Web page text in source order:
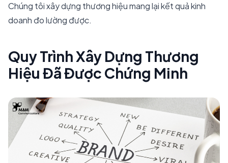
Chúng tôi xây dựng thương hiệu mang lại kết quả kinh
doanh đo lường được.
Quy Trình Xây Dựng Thương
Hiệu Đã Được Chứng Minh